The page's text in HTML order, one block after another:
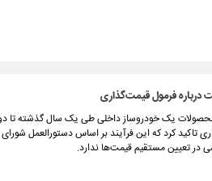
فرمول قیمت‌گذاری
یک خودروساز داخلی طی یک سال گذشته تا دو
کرد که این فرآیند بر اساس دستورالعمل
تعیین مستقیم قیمت‌ها ندارد.